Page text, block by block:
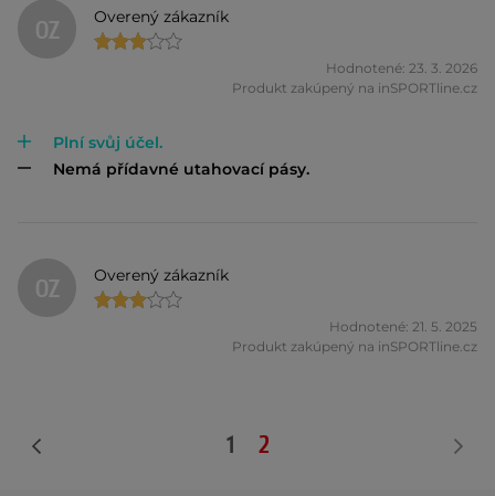
OZ Overený zákazník
Hodnotené: 23. 3. 2026
Produkt zakúpený na inSPORTline.cz
Plní svůj účel.
Nemá přídavné utahovací pásy.
OZ Overený zákazník
Hodnotené: 21. 5. 2025
Produkt zakúpený na inSPORTline.cz
1 2